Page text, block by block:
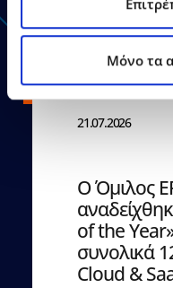
Mόνο τα
21.07.2026
Ο Όμιλος
of the
συνολικά
Cloud &